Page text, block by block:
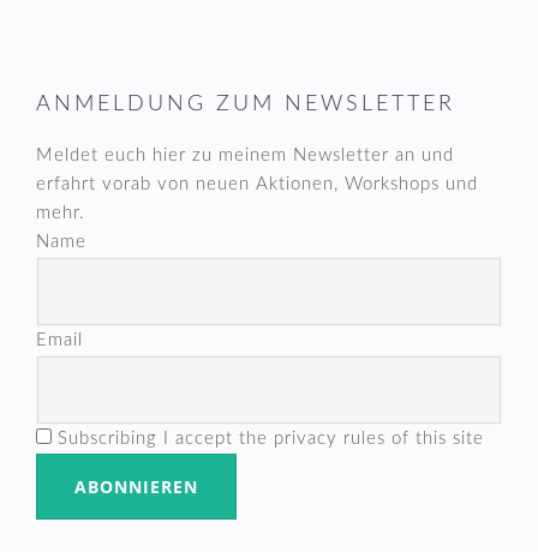
FOOTER
ANMELDUNG ZUM NEWSLETTER
Meldet euch hier zu meinem Newsletter an und
erfahrt vorab von neuen Aktionen, Workshops und
mehr.
Name
Email
Subscribing I accept the privacy rules of this site